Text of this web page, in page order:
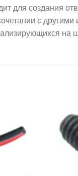
для создания
с
на